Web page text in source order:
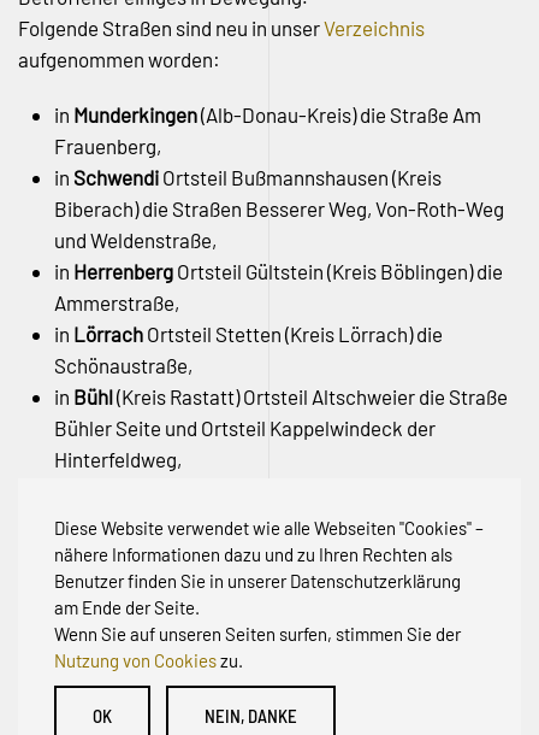
Diese Website verwendet wie alle Webseiten "Cookies" –
nähere Informationen dazu und zu Ihren Rechten als
Benutzer finden Sie in unserer Datenschutzerklärung
am Ende der Seite.
Wenn Sie auf unseren Seiten surfen, stimmen Sie der
Nutzung von Cookieszu.
OK NEIN, DANKE
Folgende Straßen sind neu in unserVerzeichnis
aufgenommen worden:
in Munderkingen(Alb-Donau-Kreis) die Straße Am
Frauenberg,
in Schwendi Ortsteil Bußmannshausen (Kreis
Biberach) die Straßen Besserer Weg, Von-Roth-Weg
und Weldenstraße,
in Herrenberg Ortsteil Gültstein (Kreis Böblingen) die
Ammerstraße,
in Lörrach Ortsteil Stetten (Kreis Lörrach) die
Schönaustraße,
in Bühl(Kreis Rastatt) Ortsteil Altschweier die Straße
Bühler Seite und Ortsteil Kappelwindeck der
Hinterfeldweg,
Friedhofstraße und
inSchömberg(Zollernalbkreis) der Jägerweg.
© Initiative zur Abwehr von Erschließungsbeiträgen für